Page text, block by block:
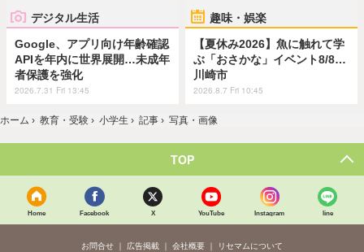
デジタル生活
Google、アプリ向け年齢確認
APIを年内に世界展開…未成年
者保護を強化
2026.7.31 Fri 13:45
趣味・娯楽
【夏休み2026】魚に触れて学
ぶ「おさかな」イベント8/8…
川崎市
2026.8.7 Fri 10:45
ホーム › 教育・受験 › 小学生 › 記事 › 写真・画像
TOP
Home Facebook X YouTube Instagram line
お問合せ 広告掲載 会社概要 リセマムについて